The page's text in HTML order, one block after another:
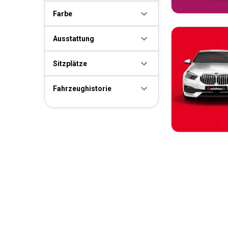
Farbe
Ausstattung
Sitzplätze
Fahrzeughistorie